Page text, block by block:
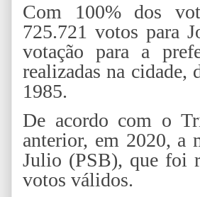
Com 100% dos
725.721 votos para
votação para a
realizadas na cidade,
1985.
De acordo com o
anterior, em 2020, a
Julio (PSB), que foi
votos válidos.